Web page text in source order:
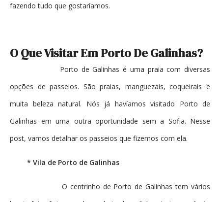
fazendo tudo que gostaríamos.
O Que Visitar Em Porto De Galinhas?
Porto de Galinhas é uma praia com diversas
opções de passeios. São praias, manguezais, coqueirais e
muita beleza natural. Nós já havíamos visitado Porto de
Galinhas em uma outra oportunidade sem a Sofia. Nesse
post, vamos detalhar os passeios que fizemos com ela.
* Vila de Porto de Galinhas
O centrinho de Porto de Galinhas tem vários